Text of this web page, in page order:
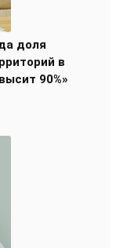
доля
в
90%»